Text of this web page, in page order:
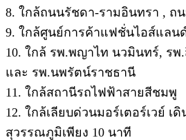
8. ใกล้ถนนรัชดา-รามอินทรา , ถ
9. ใกล้ศูนย์การค้าแฟชั่นไอส์แลน
10. ใกล้ รพ.พญาไท นวมินทร์, ร
และ รพ.นพรัตน์ราชธานี
11. ใกล้สถานีรถไฟฟ้าสายสีชมพู
12. ใกล้เลียบด่วนมอร์เตอร์เวย์ เ
สุวรรณภูมิเพียง 10 นาที